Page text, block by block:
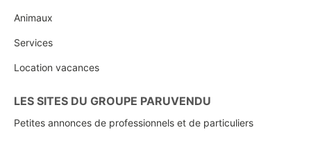
Animaux
Services
Location vacances
LES SITES DU GROUPE PARUVENDU
Petites annonces de professionnels et de particuliers